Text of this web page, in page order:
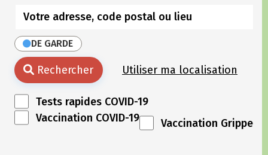
DE GARDE
Rechercher Utiliser ma localisation
Tests rapides COVID-19
Vaccination COVID-19
Vaccination Grippe